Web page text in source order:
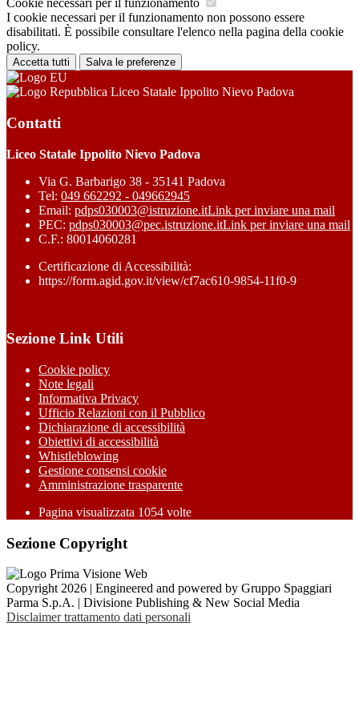
Cookie necessari per il funzionamento
I cookie necessari per il funzionamento non possono essere
disabilitati. È possibile consultare l'elenco nella pagina della cookie
policy.
Accetta tutti Salva le preferenze
Liceo Statale Ippolito Nievo Padova
Contatti
Liceo Statale Ippolito Nievo Padova
Via G. Barbarigo 38 - 35141 Padova
Tel: 049 662292 - 049662945
Email: pdps030003@istruzione.itLink per inviare una mail
PEC: pdps030003@pec.istruzione.itLink per inviare una mail
C.F.: 80014060281
Certificazione di Accessibilità:
https://form.agid.gov.it/view/cf7ac610-9854-11f0-9
Sezione Link Utili
Cookie policy
Note legali
Informativa Privacy
Ufficio Relazioni con il Pubblico
Dichiarazione di accessibilità
Obiettivi di accessibilità
Whistleblowing
Gestione consensi cookie
Amministrazione trasparente
Pagina visualizzata 1054 volte
Sezione Copyright
Copyright 2026 | Engineered and powered by Gruppo Spaggiari
Parma S.p.A. | Divisione Publishing & New Social Media
Disclaimer trattamento dati personali